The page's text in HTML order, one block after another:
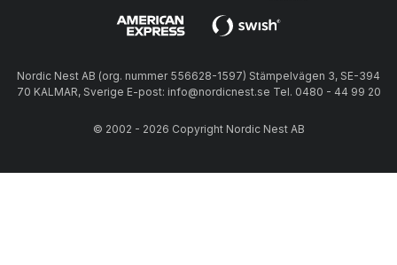
Nordic Nest AB (org. nummer 556628-1597) Stämpelvägen 3, SE-394
70 KALMAR, Sverige E-post: info@nordicnest.se Tel. 0480 - 44 99 20
© 2002 - 2026 Copyright Nordic Nest AB